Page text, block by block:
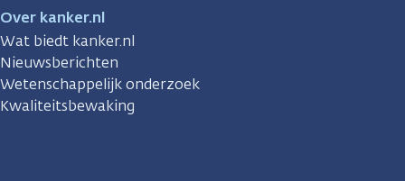
Over kanker.nl
Wat biedt kanker.nl
Nieuwsberichten
Wetenschappelijk onderzoek
Kwaliteitsbewaking